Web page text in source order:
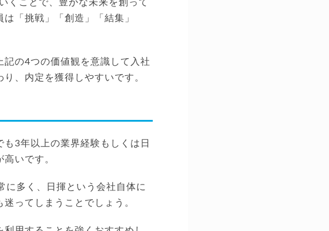
くことで、豊かな未来を創って
「挑戦」「創造」「結集」
記の4つの価値観を意識して入社
、内定を獲得しやすいです。
3年以上の業界経験もしくは日
いです。
に多く、日揮という会社自体に
ってしまうことでしょう。